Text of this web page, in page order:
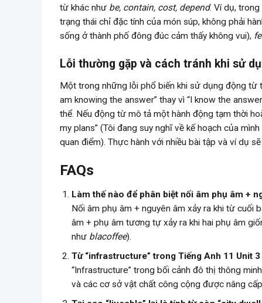
từ khác như be, contain, cost, depend. Ví dụ,
trạng thái chỉ đặc tính của món súp, không phải
sống ở thành phố đông đúc cảm thấy không vui),
Lỗi thường gặp và cách tránh khi sử
Một trong những lỗi phổ biến khi sử dụng động từ
am knowing the answer” thay vì “I know the
thể. Nếu động từ mô tả một hành động tạm thời
my plans” (Tôi đang suy nghĩ về kế hoạch của
quan điểm). Thực hành với nhiều bài tập và ví dụ
FAQs
Làm thế nào để phân biệt nối âm phụ âm +
Nối âm phụ âm + nguyên âm xảy ra khi từ cuối
âm + phụ âm tương tự xảy ra khi hai phụ âm
như blacoffee).
Từ “infrastructure” trong Tiếng Anh 11 Unit
“Infrastructure” trong bối cảnh đô thị thông
và các cơ sở vật chất công cộng được nâng